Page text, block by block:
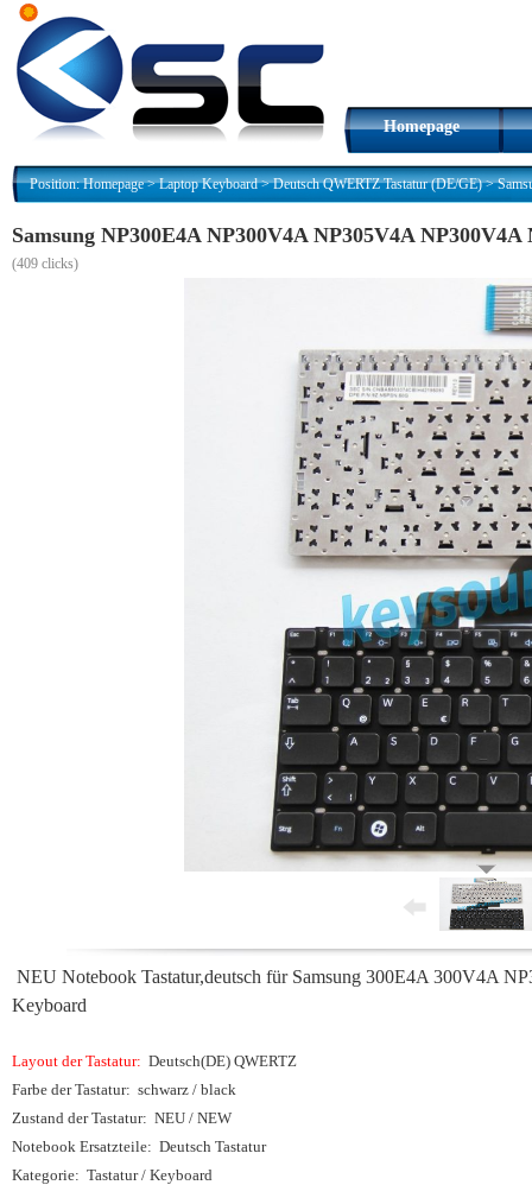
Homepage
Position:Homepage>Laptop Keyboard>Deutsch QWERTZ Tastatur (DE/GE)>
Samsung NP300E4A NP300V4A NP305V4A
(409 clicks)
NEU Notebook Tastatur,deutsch für Samsung 300E4A 300V4A
Keyboard
Layout der Tastatur: Deutsch(DE) QWERTZ
Farbe der Tastatur: schwarz / black
Zustand der Tastatur: NEU / NEW
Notebook Ersatzteile: Deutsch Tastatur
Kategorie: Tastatur / Keyboard